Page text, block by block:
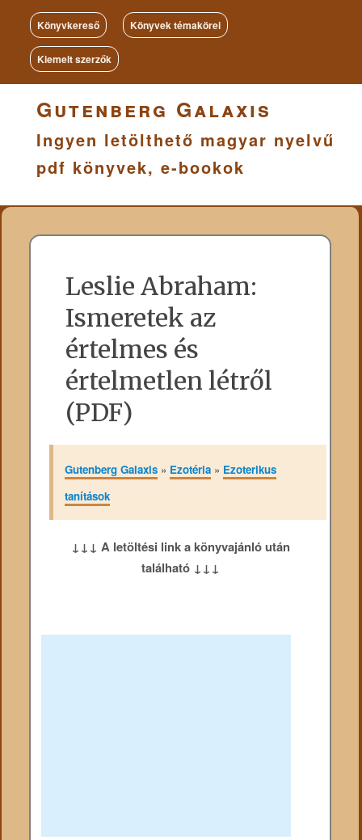
Könyvkereső Könyvek témakörei
Kiemelt szerzők
Gutenberg Galaxis
Ingyen letölthető magyar nyelvű
pdf könyvek, e-bookok
Leslie Abraham:
Ismeretek az
értelmes és
értelmetlen létről
(PDF)
Gutenberg Galaxis» Ezotéria» Ezoterikus
tanítások
↓↓↓ A letöltési link a könyvajánló után
található ↓↓↓